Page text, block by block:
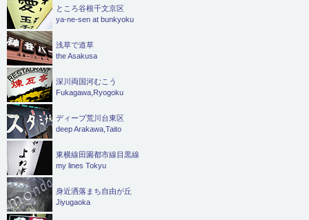
ところ谷根千文京区
ya-ne-sen at bunkyoku
浅草で道草
the Asakusa
深川両国河むこう
Fukagawa,Ryogoku
ディープ荒川台東区
deep Arakawa,Taito
東横線田園都市線目黒線
my lines Tokyu
身近洒落まち自由が丘
Jiyugaoka